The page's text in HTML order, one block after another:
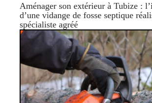
Aménager son extérieur à Tubize :
d’une vidange de fosse septique
spécialiste agréé